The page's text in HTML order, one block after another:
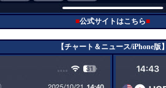
■公式サイトはこちら■
【チャート＆ニュース/iPhone版】